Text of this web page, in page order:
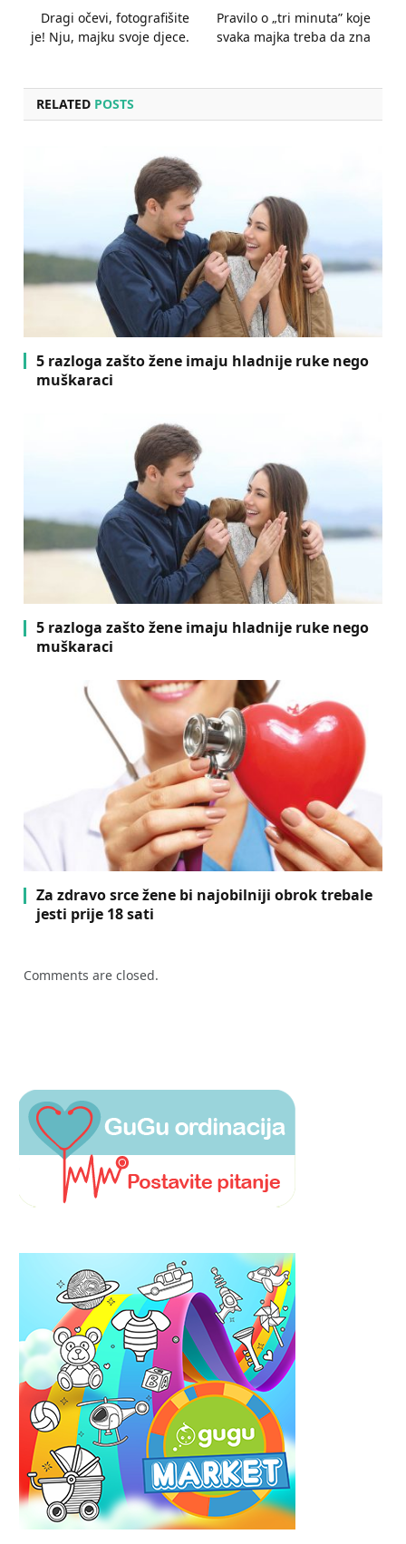
Dragi očevi, fotografišite
je! Nju, majku svoje djece.
Pravilo o „tri minuta” koje
svaka majka treba da zna
RELATED POSTS
5 razloga zašto žene imaju hladnije ruke nego
muškaraci
5 razloga zašto žene imaju hladnije ruke nego
muškaraci
Za zdravo srce žene bi najobilniji obrok trebale
jesti prije 18 sati
Comments are closed.